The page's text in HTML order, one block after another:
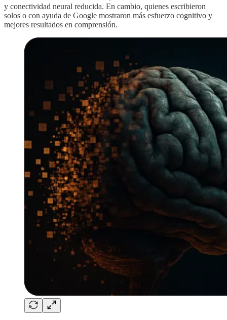
y conectividad neural reducida. En cambio, quienes escribieron
solos o con ayuda de Google mostraron más esfuerzo cognitivo y
mejores resultados en comprensión.